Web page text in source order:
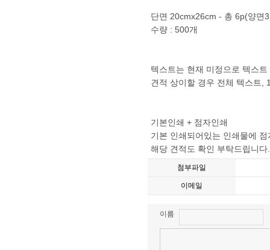
단면 20cmx26cm - 총 6p(양면
수량 : 500개
텍스트는 현재 미정으로 텍스
견적 상이할 경우 전체 텍스트,
기본인쇄 + 점자인쇄
기본 인쇄되어있는 인쇄물에
해당 견적도 확인 부탁드립니
첨부파일
이메일
이름